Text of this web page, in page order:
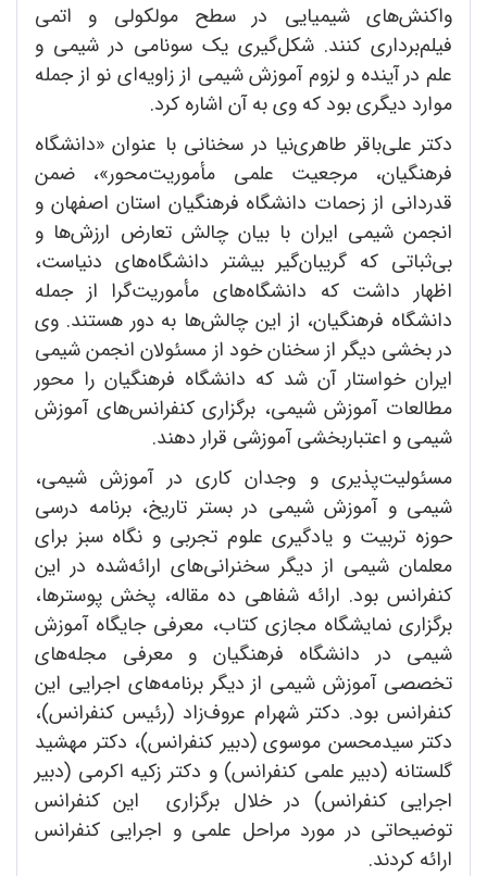
واکنش‌های شیمیایی در سطح مولکولی و اتمی
فیلم‌برداری کنند. شکل‌گیری یک سونامی در شیمی و
علم در آینده و لزوم آموزش شیمی از زاویه‌ای نو از جمله
موارد دیگری بود که وی به آن اشاره کرد.
دکتر علی‌باقر طاهری‌نیا در سخنانی با عنوان «دانشگاه
فرهنگیان، مرجعیت علمی مأموریت‌محور»، ضمن
قدردانی از زحمات دانشگاه فرهنگیان استان اصفهان و
انجمن شیمی ایران با بیان چالش تعارض ارزش‌ها و
بی‌ثباتی که گریبان‌گیر بیشتر دانشگاه‌های دنیاست،
اظهار داشت که دانشگاه‌های مأموریت‌گرا از جمله
دانشگاه فرهنگیان، از این چالش‌ها به دور هستند. وی
در بخشی دیگر از سخنان خود از مسئولان انجمن شیمی
ایران خواستار آن شد که دانشگاه فرهنگیان را محور
مطالعات آموزش شیمی، برگزاری کنفرانس‌های آموزش
شیمی و اعتباربخشی آموزشی قرار دهند.
مسئولیت‌پذیری و وجدان‌ کاری در آموزش شیمی،
شیمی و آموزش شیمی در بستر تاریخ، برنامه درسی
حوزه‌ تربیت و یادگیری علوم تجربی و نگاه سبز برای
معلمان شیمی از دیگر سخنرانی‌های ارائه‌شده در این
کنفرانس بود. ارائه شفاهی ده مقاله، پخش پوسترها،
برگزاری نمایشگاه مجازی کتاب، معرفی جایگاه آموزش
شیمی در دانشگاه فرهنگیان و معرفی مجله‌های
تخصصی آموزش شیمی از دیگر برنامه‌های اجرایی این
کنفرانس بود. دکتر شهرام عروف‌زاد (رئیس کنفرانس)،
دکتر سیدمحسن موسوی (دبیر کنفرانس)، دکتر مهشید
گلستانه (دبیر علمی کنفرانس) و دکتر زکیه اکرمی (دبیر
اجرایی کنفرانس) در خلال برگزاری این کنفرانس
توضیحاتی در مورد مراحل علمی و اجرایی کنفرانس
ارائه کردند.